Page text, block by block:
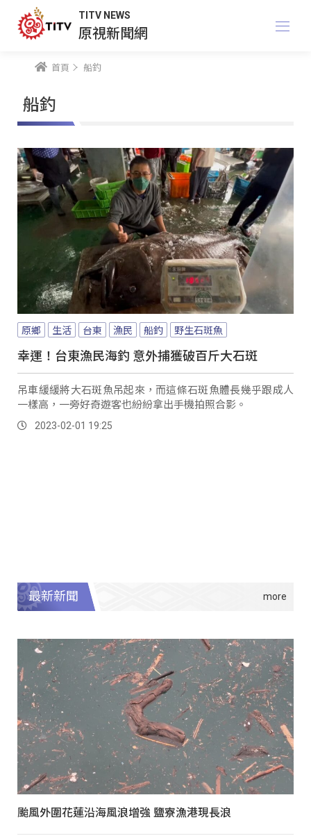
TITV NEWS
原視新聞網
首頁 船釣
船釣
原鄉 生活 台東 漁民 船釣 野生石斑魚
幸運！台東漁民海釣 意外捕獲破百斤大石斑
吊車緩緩將大石斑魚吊起來，而這條石斑魚體長幾乎跟成人
一樣高，一旁好奇遊客也紛紛拿出手機拍照合影。
2023-02-01 19:25
最新新聞
颱風外圍花蓮沿海風浪增強 鹽寮漁港現長浪